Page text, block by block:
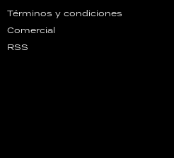
Términos y condiciones
Comercial
RSS